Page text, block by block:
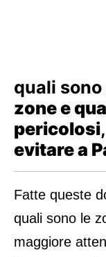
quali sono
zone e
pericolosi
evitare a
Fatte queste
quali sono le
maggiore